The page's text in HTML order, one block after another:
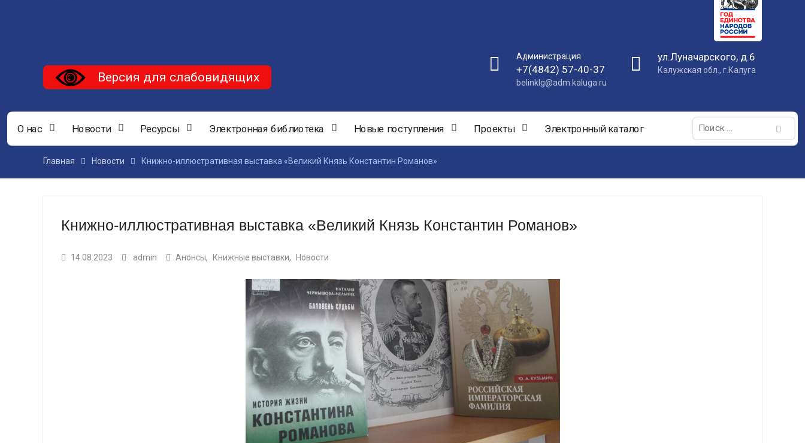
Администрация
+7(4842) 57-40-37
belinklg@adm.kaluga.ru
ул.Луначарского, д.6
Калужская обл., г.Калуга
Версия для слабовидящих
О нас Новости Ресурсы Электронная библиотека Новые поступления Проекты Электронный каталог
Поиск:
Главная Новости Книжно-иллюстративная выставка «Великий Князь Константин Романов»
Книжно-иллюстративная выставка «Великий Князь Константин Романов»
14.08.2023 admin Анонсы, Книжные выставки, Новости